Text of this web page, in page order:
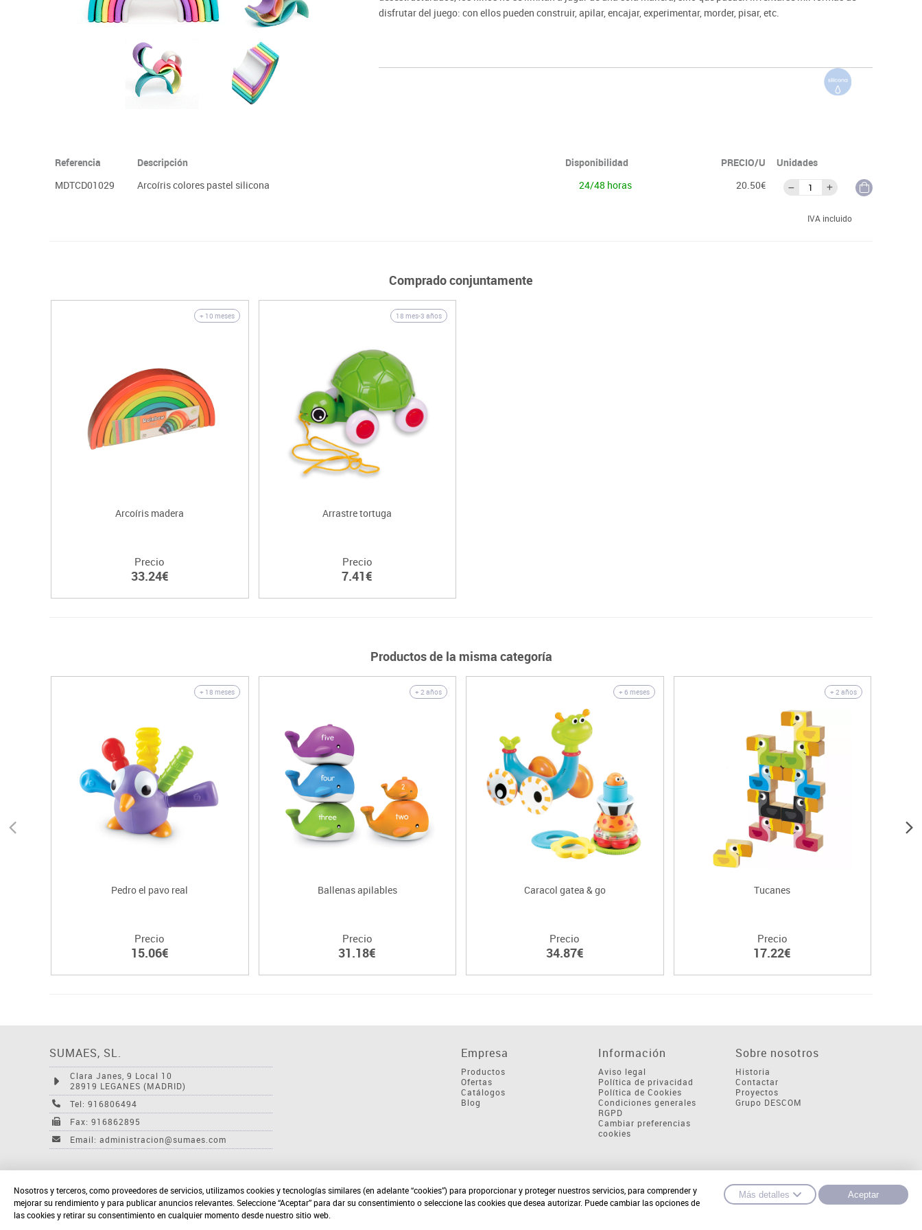
Papel y manipulados
disfrutar del juego: con ellos pueden construir, apilar, encajar, experimentar, morder, pisar, etc.
Referencia Descripción Disponibilidad PRECIO/U
Unidades
MDTCD01029
Arcoíris colores pastel silicona 24/48 horas 20.50€
IVA incluido
Comprado conjuntamente
+ 10 meses
Arcoíris madera
Precio
33.24€
18 mes-3 años
Arrastre tortuga
Precio
7.41€
Productos de la misma categoría
+ 18 meses
Pedro el pavo real
Precio
15.06€
+ 2 años
Ballenas apilables
Precio
31.18€
+ 6 meses
Caracol gatea & go
Precio
34.87€
+ 2 años
Tucanes
Precio
17.22€
SUMAES, SL.
Clara Janes, 9 Local 10
28919 LEGANES (MADRID)
Tel: 916806494
Fax: 916862895
Email: administracion@sumaes.com
Empresa
Productos
Ofertas
Catálogos
Blog
Información
Aviso legal
Política de privacidad
Política de Cookies
Condiciones generales
RGPD
Cambiar preferencias
cookies
Sobre nosotros
Historia
Contactar
Proyectos
Grupo DESCOM
Nosotros y terceros, como proveedores de servicios, utilizamos cookies y tecnologías similares (en adelante “cookies”) para proporcionar y proteger nuestros servicios, para comprender y
mejorar su rendimiento y para publicar anuncios relevantes. Seleccione “Aceptar” para dar su consentimiento o seleccione las cookies que desea autorizar. Puede cambiar las opciones de
las cookies y retirar su consentimiento en cualquier momento desde nuestro sitio web.
Más detalles Aceptar